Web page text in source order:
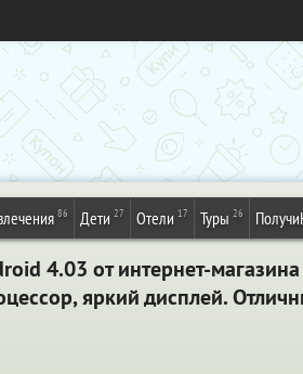
86 Дети 27 Отели 17 Туры 26
4.03 от интернет-
яркий дисплей.